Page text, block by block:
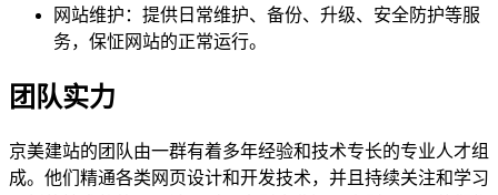
网站维护：提供日常维护、备份、升级、安全防护等服
务，保怔网站的正常运行。
团队实力
京美建站的团队由一群有着多年经验和技术专长的专业人才组
成。他们精通各类网页设计和开发技术，并且持续关注和学习